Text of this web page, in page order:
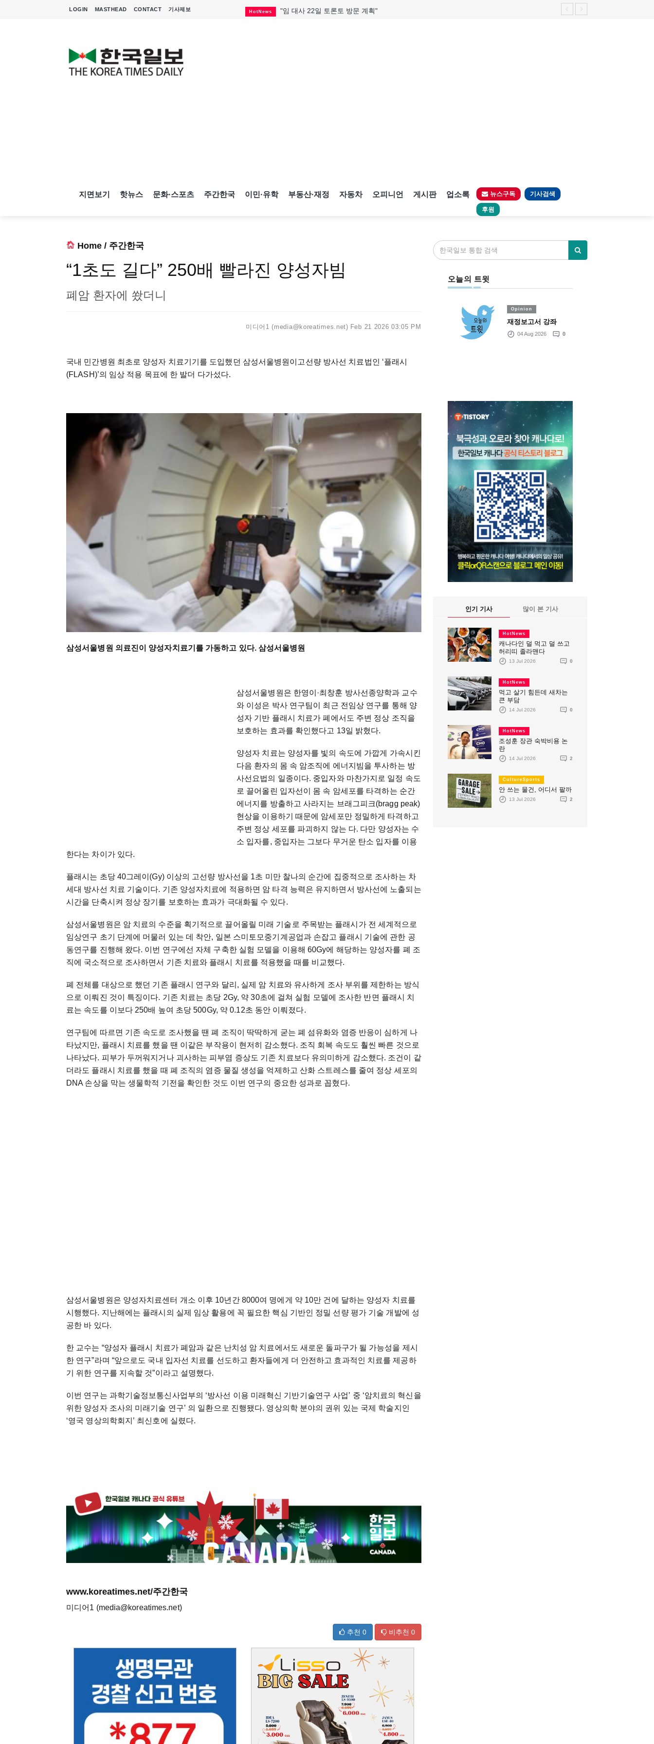
LOGIN MASTHEAD CONTACT 기사제보 HotNews "임 대사 22일 토론토 방문 계획"
지면보기 핫뉴스 문화·스포츠 주간한국 이민·유학 부동산·재정 자동차 오피니언 게시판 업소록 뉴스구독 기사검색
후원
Home / 주간한국
“1초도 길다” 250배 빨라진 양성자빔
폐암 환자에 쐈더니
미디어1 (media@koreatimes.net) Feb 21 2026 03:05 PM
국내 민간병원 최초로 양성자 치료기기를 도입했던 삼성서울병원이고선량 방사선 치료법인 ‘플래시
(FLASH)’의 임상 적용 목표에 한 발더 다가섰다.
삼성서울병원 의료진이 양성자치료기를 가동하고 있다. 삼성서울병원
삼성서울병원은 한영이·최창훈 방사선종양학과 교수
와 이성은 박사 연구팀이 최근 전임상 연구를 통해 양
성자 기반 플래시 치료가 폐에서도 주변 정상 조직을
보호하는 효과를 확인했다고 13일 밝혔다.
양성자 치료는 양성자를 빛의 속도에 가깝게
가속시킨
다음 환자의 몸 속 암조직에 에너지빔을 투사하는 방
사선요법의 일종이다. 중입자와 마찬가지로 일정 속도
로 끌어올린 입자선이 몸 속 암세포를 타격하는 순간
에너지를 방출하고 사라지는 브래그피크(bragg peak)
현상을 이용하기 때문에 암세포만 정밀하게 타격하고
주변 정상 세포를 파괴하지 않는 다. 다만 양성자는 수
소 입자를, 중입자는 그보다 무거운 탄소 입자를 이용
한다는 차이가 있다.
플래시는 초당40그레이 (Gy) 이상의 고선량 방사선을 1초 미만 찰나의 순간에 집중적으로 조사하는 차
세대 방사선 치료 기술이다. 기존 양성자치료에 적용하면 암 타격 능력은 유지하면서 방사선에
노출되는
시간을 단축시켜 정상 장기를 보호하는 효과가 극대화될 수 있다.
삼성서울병원은 암 치료의 수준을 획기적으로 끌어올릴 미래 기술로 주목받는 플래시가 전 세계적으로
임상연구 초기 단계에 머물러 있는 데 착안, 일본 스미토모중기계공업과 손잡고 플래시 기술에 관한 공
동연구를 진행해 왔다. 이번 연구에선 자체 구축한 실험 모델을 이용해 60Gy에 해당하는 양성자를 폐 조
직에 국소적으로 조사하면서 기존 치료와 플래시 치료를 적용했을 때를 비교했다.
폐 전체를 대상으로 했던 기존 플래시 연구와 달리 , 실제 암 치료와 유사하게 조사 부위를 제한하는 방식
으로 이뤄진 것이 특징이다. 기존 치료는 초당 2Gy, 약 30초에 걸쳐 실험 모델에 조사한 반면 플래시
치
료는 속도를 이보다 250배 높여 초당 500Gy, 약 0.12초 동안 이뤄졌다.
연구팀에 따르면 기존 속도로 조사했을 땐 폐 조직이 딱딱하게 굳는 폐 섬유화와 염증 반응이 심하게 나
타났지만, 플래시 치료를 했을 땐 이같은 부작용이 현저히 감소했다. 조직 회복 속도도 훨씬 빠른 것으로
나타났다. 피부가 두꺼워지거나 괴사하는 피부염 증상도 기존 치료보다 유의미하게 감소했다. 조건이
같
더라도 플래시 치료를 했을 때 폐 조직의 염증 물질 생성을 억제하고 산화 스트레스를 줄여 정상 세포의
DNA 손상을 막는 생물학적 기전을 확인한 것도 이번 연구의 중요한 성과로 꼽혔다.
삼성서울병원은 양성자치료센터 개소 이후 10년간8000여 명에게 약10만 건에 달하는 양성자 치료를
시행했다. 지난해에는 플래시의 실제 임상 활용에 꼭 필요한 핵심 기반인 정밀 선량 평가 기술 개발에 성
공한 바 있다.
한 교수는 “양성자 플래시 치료가 폐암과 같은 난치성 암 치료에서도 새로운 돌파구가 될 가능성을 제시
한 연구”라며 “앞으로도 국내 입자선 치료를 선도하고 환자들에게 더 안전하고 효과적인 치료를 제공하
기
위한 연구를 지속할 것”이라고 설명했다.
이번 연구는 과학기술정보통신사업부의 ‘방사선 이용 미래혁신 기반기술연구 사업’ 중 ‘암치료의 혁신을
위한 양성자 조사의 미래기술 연구’ 의 일환으로 진행됐다. 영상의학 분야의 권위 있는 국제 학술지인
‘영국 영상의학회지’ 최신호에 실렸다.
www.koreatimes.net/주간한국
미디어1 (media@koreatimes.net)
추천 0 비추천 0
오늘의 트윗
Opinion
재정보고서 강좌
04 Aug 2026 0
인기 기사 많이 본 기사
HotNews
캐나다인 덜 먹고 덜 쓰고
허리띠 졸라맨다
13 Jul 2026 0
HotNews
먹고 살기 힘든데 새차는
큰 부담
14 Jul 2026 0
HotNews
조성훈 장관 숙박비용 논
란
14 Jul 2026 2
CultureSports
안 쓰는 물건, 어디서 팔까
13 Jul 2026 2